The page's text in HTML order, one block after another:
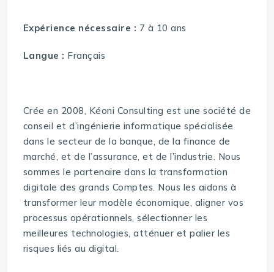
Expérience nécessaire : 7 à 10 ans
Langue : Français
Crée en 2008, Kéoni Consulting est une société de
conseil et d’ingénierie informatique spécialisée
dans le secteur de la banque, de la finance de
marché, et de l’assurance, et de l’industrie. Nous
sommes le partenaire dans la transformation
digitale des grands Comptes. Nous les aidons à
transformer leur modèle économique, aligner vos
processus opérationnels, sélectionner les
meilleures technologies, atténuer et palier les
risques liés au digital.